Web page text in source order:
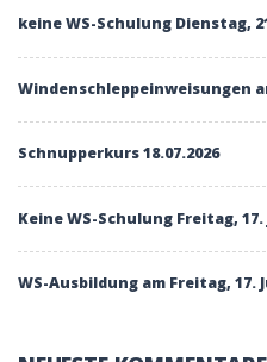
keine WS-Schulung Dienstag,
Windenschleppeinweisungen
Schnupperkurs 18.07.2026
Keine WS-Schulung Freitag,
WS-Ausbildung am Freitag, 17.